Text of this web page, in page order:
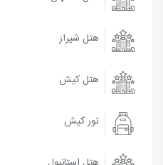
هتل شیراز
هتل کیش
تور کیش